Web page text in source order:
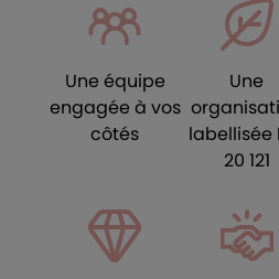
Une équipe
engagée à vos
côtés
Une
labellisée
20 121